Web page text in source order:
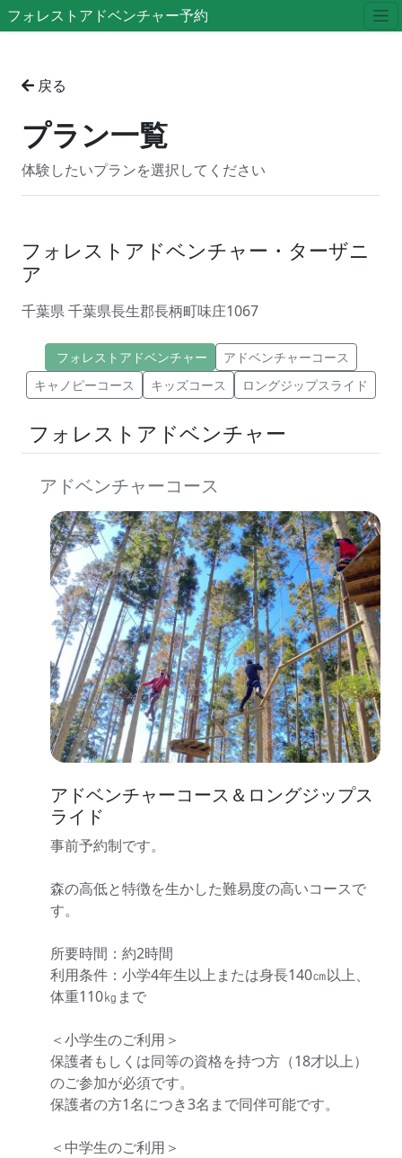
フォレストアドベンチャー予約
戻る
プラン一覧
体験したいプランを選択してください
フォレストアドベンチャー・ターザニ
ア
千葉県 千葉県長生郡長柄町味庄1067
フォレストアドベンチャー
アドベンチャーコース
キャノピーコース
キッズコース ロングジップスライド
フォレストアドベンチャー
アドベンチャーコース
アドベンチャーコース＆ロングジップス
ライド
事前予約制です。
森の高低と特徴を生かした難易度の高いコースで
す。
所要時間：約2時間
利用条件：小学4年生以上または身長140㎝以上、
体重110㎏まで
＜小学生のご利用＞
保護者もしくは同等の資格を持つ方（18才以上）
のご参加が必須です。
保護者の方1名につき3名まで同伴可能です。
＜中学生のご利用＞